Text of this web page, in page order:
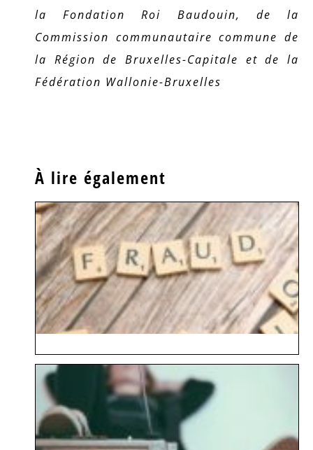
la Fondation Roi Baudouin, de la
Commission communautaire commune de
la Région de Bruxelles-Capitale et de la
Fédération Wallonie-Bruxelles
À lire également